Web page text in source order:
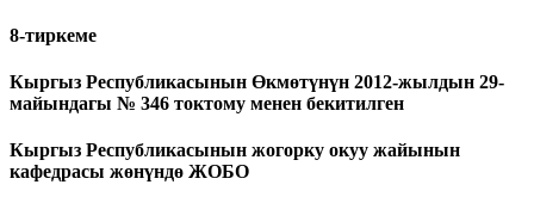
8-тиркеме
Кыргыз Республикасынын Өкмөтүнүн 2012-жылдын 29-
майындагы № 346 токтому менен бекитилген
Кыргыз Республикасынын жогорку окуу жайынын
кафедрасы жөнүндө ЖОБО